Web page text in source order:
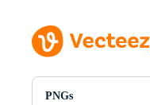
PNGs